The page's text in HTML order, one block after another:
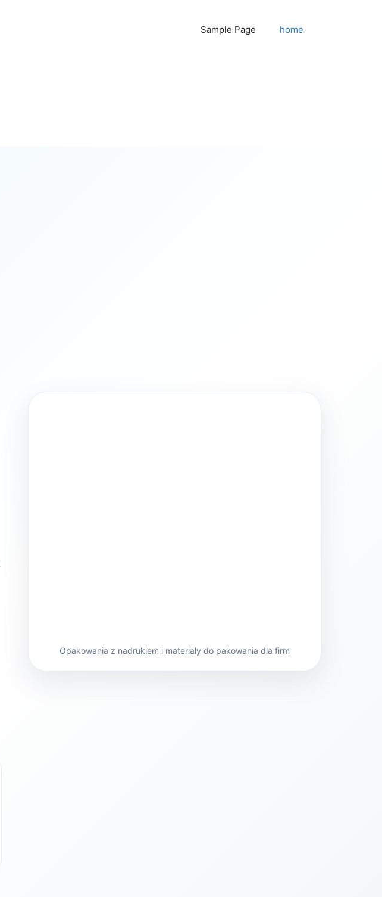
Sample Page home
Opakowania z nadrukiem i materiały do pakowania dla firm